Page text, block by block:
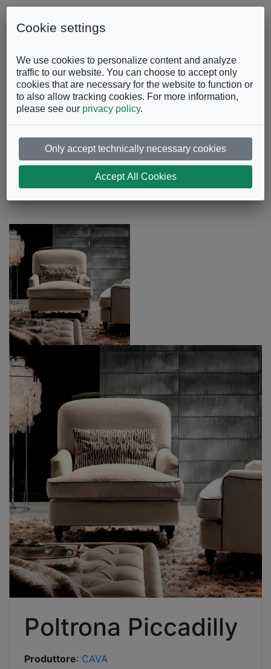
Skip to content
FacebookInstagramYouTube
Poltrona Piccadilly
Divani e Poltrone Poltrone Poltrona Piccadilly
Poltrona Piccadilly
Produttore: CAVA
Cookie settings
We use cookies to personalize content and analyze
traffic to our website. You can choose to accept only
cookies that are necessary for the website to function or
to also allow tracking cookies. For more information,
please see our privacy policy.
Only accept technically necessary cookies
Accept All Cookies